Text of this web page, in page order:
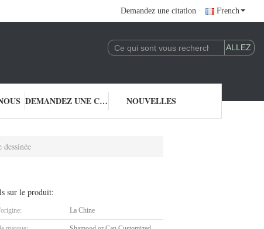
Demandez une citation French
DEMANDEZ UNE CITATION NOUVELLES
sur le produit:
La Chine